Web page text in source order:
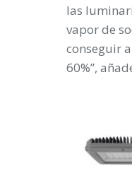
las
vapor de
conseguir
60%”,